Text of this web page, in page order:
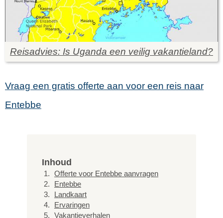
Reisadvies: Is Uganda een veilig vakantieland?
Vraag een gratis offerte aan voor een reis naar
Entebbe
Inhoud
Offerte voor Entebbe aanvragen
Entebbe
Landkaart
Ervaringen
Vakantieverhalen